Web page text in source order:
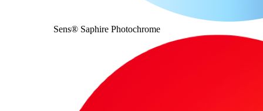
Sens® Saphire Photochrome